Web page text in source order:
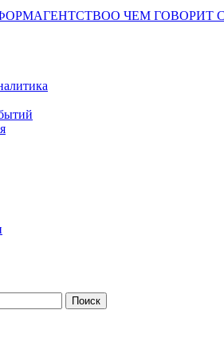
О ЧЕМ ГОВОРИТ